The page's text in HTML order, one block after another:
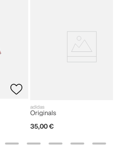
adidas
Originals
35,00 €